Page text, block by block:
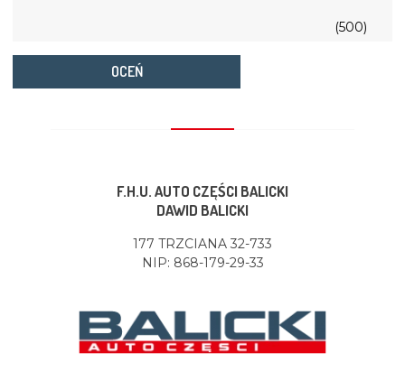
(500)
OCEŃ
F.H.U. AUTO CZĘŚCI BALICKI
DAWID BALICKI
177 TRZCIANA 32-733
NIP: 868-179-29-33